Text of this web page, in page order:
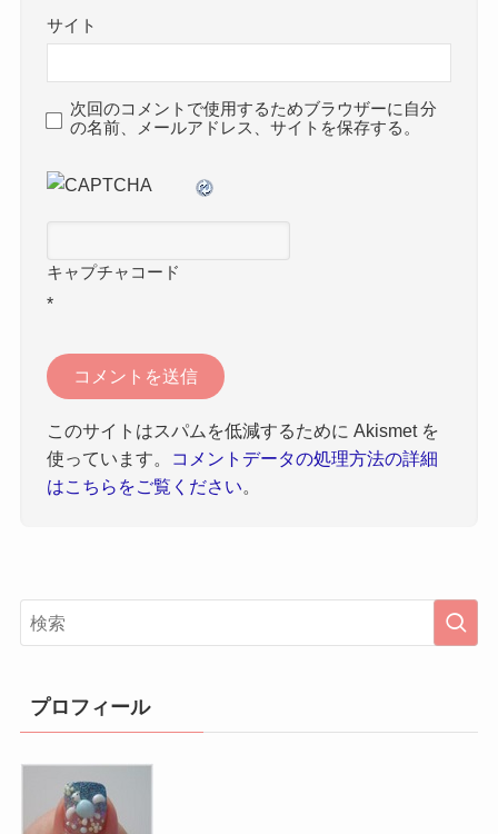
サイト
次回のコメントで使用するためブラウザーに自分
の名前、メールアドレス、サイトを保存する。
キャプチャコード
*
このサイトはスパムを低減するために Akismet を
使っています。
コメントデータの処理方法の詳細
はこちらをご覧ください。
プロフィール